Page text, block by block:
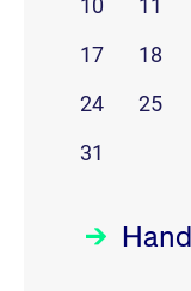
10 11
17
18
24
25
31